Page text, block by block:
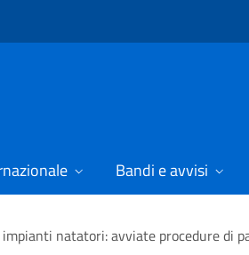
Bandi e avvisi
natatori: avviate procedure di